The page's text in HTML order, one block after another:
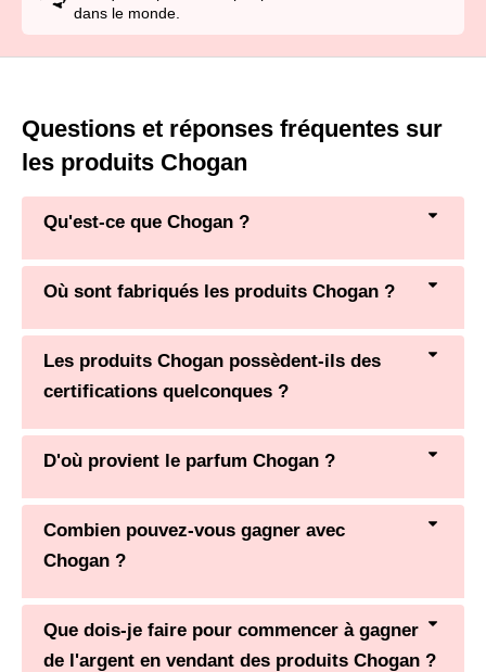
dans le monde.
Questions et réponses fréquentes sur
les produits Chogan
Qu'est-ce que Chogan ?
Où sont fabriqués les produits Chogan ?
Les produits Chogan possèdent-ils des
certifications quelconques ?
D'où provient le parfum Chogan ?
Combien pouvez-vous gagner avec
Chogan ?
Que dois-je faire pour commencer à gagner
de l'argent en vendant des produits Chogan ?